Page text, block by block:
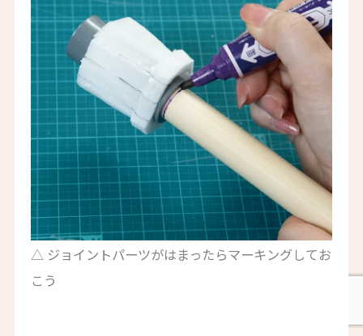
△ ジョイントパーツがはまったらマーキングしてお
こう